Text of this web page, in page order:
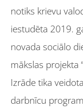
notiks krievu
iestudēta 2019.
novada sociālo
mākslas projekta
Izrāde tika
darbnīcu